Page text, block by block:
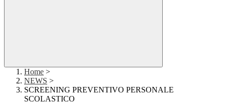
Home >
NEWS >
SCREENING PREVENTIVO PERSONALE
SCOLASTICO